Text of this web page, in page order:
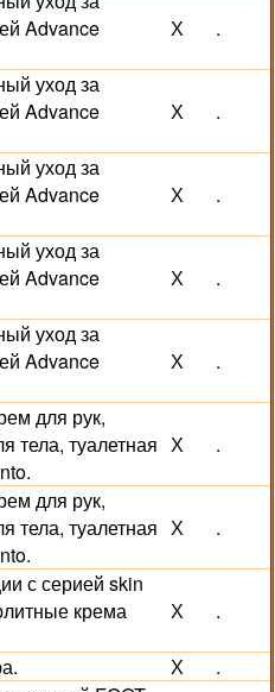
Advance
Х .
уход за
Advance
Х .
уход за
Advance
Х .
уход за
Advance
Х .
уход за
Advance
Х .
для рук,
тела, туалетная Х .
для рук,
тела, туалетная Х .
с серией skin
крема
Х .
Х
.